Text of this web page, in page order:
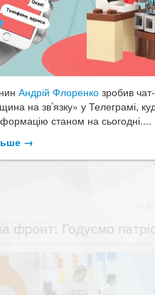
Андрій Флоренко зробив
на зв’язку» у Телеграмі,
станом на сьогодні....
→
фронт: Годуємо